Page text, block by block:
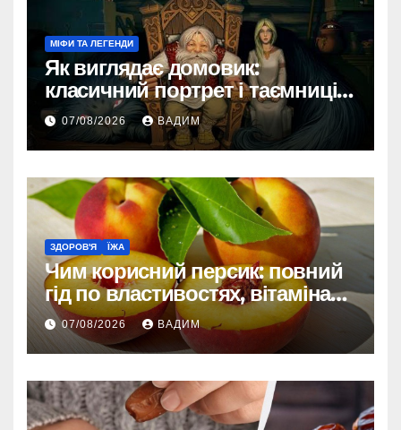
МІФИ ТА ЛЕГЕНДИ
Як виглядає домовик:
класичний портрет і таємниці
зовнішності
07/08/2026 ВАДИМ
ЗДОРОВ'Я ЇЖА
Чим корисний персик: повний
гід по властивостях, вітамінах і
впливі на організм
07/08/2026 ВАДИМ